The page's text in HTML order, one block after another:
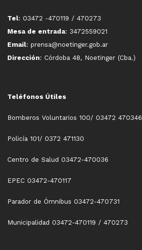
Tel: 03472 -470119 / 470273
Mesa de entrada: 3472559021
Email: prensa@noetinger.gob.ar
Dirección: Córdoba 48, Noetinger (Cba.)
Teléfonos Útiles
Bomberos Voluntarios 100/ 03472 470346
Policía 101/ 0372 471130
Centro de Salud 03472-470036
EPEC 03472-470117
Parador de Ómnibus 03472-470731
Municipalidad 03472-470119 / 470273